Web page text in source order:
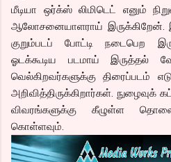
மீடியா ஒர்க்ஸ் லிமிடெட் எனும்
ஆலோசனையாளராய் இருக்கிறேன்.
குறும்படப் போட்டி நடைபெற
ஓடக்கூடிய படமாய் இருத்தல்
வெல்கிறவர்களுக்கு திரைப்படம்
அறிவித்திருக்கிறார்கள். நுழைவுக்
விவரங்களுக்கு கீழுள்ள
கொள்ளவும்.